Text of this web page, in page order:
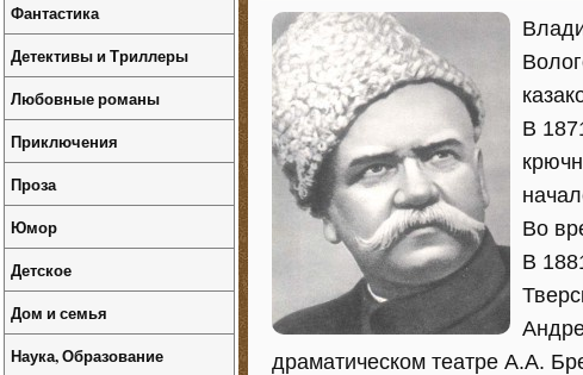
В
Во
В
драматическом театре А.А.
Фантастика
Детективы и Триллеры
Любовные романы
Приключения
Проза
Юмор
Детское
Дом и семья
Наука, Образование